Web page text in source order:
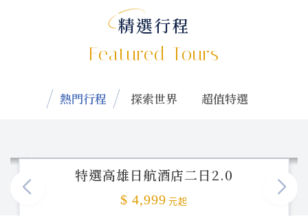
精選行程
Featured Tours
熱門行程 探索世界 超值特選
特選高雄日航酒店二日2.0
$ 4,999 元起